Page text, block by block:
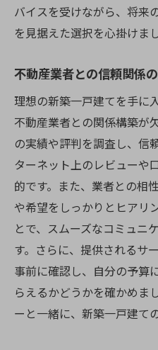
バイスを受けながら、将来
を見据えた選択を心掛けま
不動産業者との信頼関係
理想の新築一戸建てを手に
不動産業者との関係構築が
の実績や評判を調査し、信
ターネット上のレビューや
的です。また、業者との相
や希望をしっかりとヒアリ
とで、スムーズなコミュニ
す。さらに、提供されるサ
事前に確認し、自分の予算
らえるかどうかを確かめま
ーと一緒に、新築一戸建て